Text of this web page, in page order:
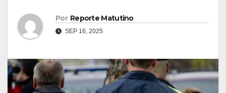
Por Reporte Matutino
SEP 16, 2025